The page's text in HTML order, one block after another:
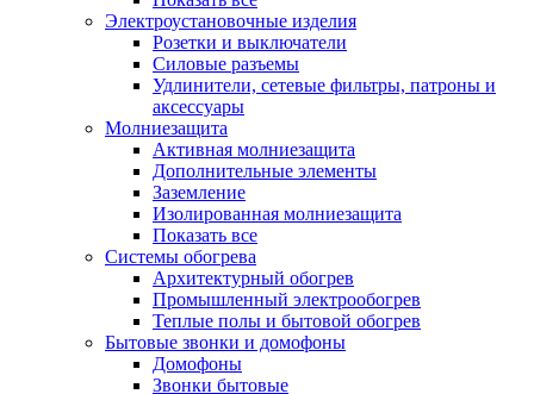
Электроустановочные изделия
Розетки и выключатели
Силовые разъемы
Удлинители, сетевые фильтры, патроны и
аксессуары
Молниезащита
Активная молниезащита
Дополнительные элементы
Заземление
Изолированная молниезащита
Показать все
Системы обогрева
Архитектурный обогрев
Промышленный электрообогрев
Теплые полы и бытовой обогрев
Бытовые звонки и домофоны
Домофоны
Звонки бытовые